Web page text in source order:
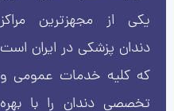
یکی از مجهزترین مراکز
دندان پزشکی در ایران است
که کلیه خدمات عمومی و
تخصصی دندان را با بهره